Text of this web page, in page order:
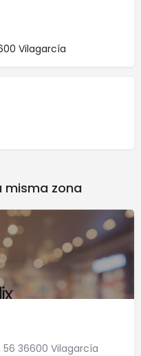
Vilagarcía
misma zona
56 36600 Vilagarcía